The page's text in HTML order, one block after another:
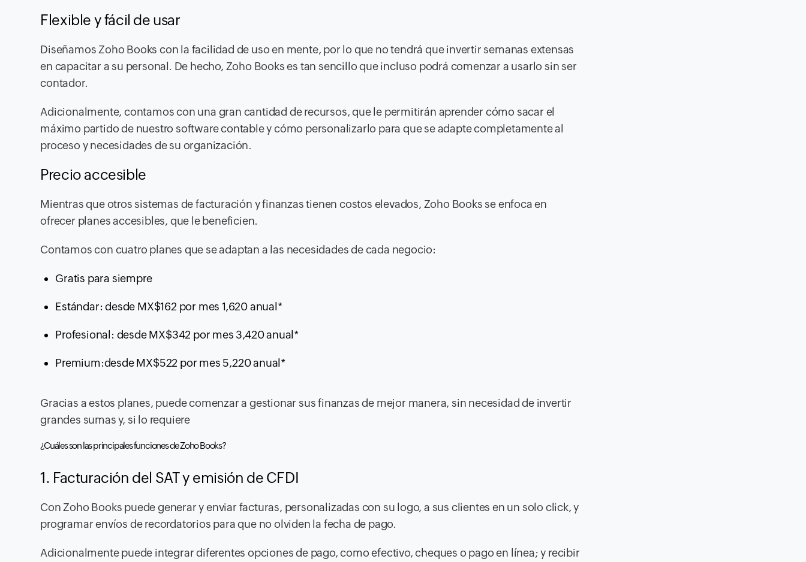
Flexible y fácil de usar
Diseñamos Zoho Books con la facilidad de uso en mente, por lo que no tendrá que invertir semanas extensas
en capacitar a su personal. De hecho, Zoho Books es tan sencillo que incluso podrá comenzar a usarlo sin ser
contador.
Adicionalmente, contamos con una gran cantidad de recursos, que le permitirán aprender cómo sacar el
máximo partido de nuestro software contable y cómo personalizarlo para que se adapte completamente al
proceso y necesidades de su organización.
Precio accesible
Mientras que otros sistemas de facturación y finanzas tienen costos elevados, Zoho Books se enfoca en
ofrecer planes accesibles, que le beneficien.
Contamos con cuatro planes que se adaptan a las necesidades de cada negocio:
Gratis para siempre
Estándar: desde MX$162 por mes 1,620 anual*
Profesional: desde MX$342 por mes 3,420 anual*
Premium:desde MX$522 por mes 5,220 anual*
Gracias a estos planes, puede comenzar a gestionar sus finanzas de mejor manera, sin necesidad de invertir
grandes sumas y, si lo requiere
¿Cuáles son las principales funciones de Zoho Books?
1. Facturación del SAT y emisión de CFDI
Con Zoho Books puede generar y enviar facturas, personalizadas con su logo, a sus clientes en un solo click, y
programar envíos de recordatorios para que no olviden la fecha de pago.
Adicionalmente puede integrar diferentes opciones de pago, como efectivo, cheques o pago en línea; y recibir